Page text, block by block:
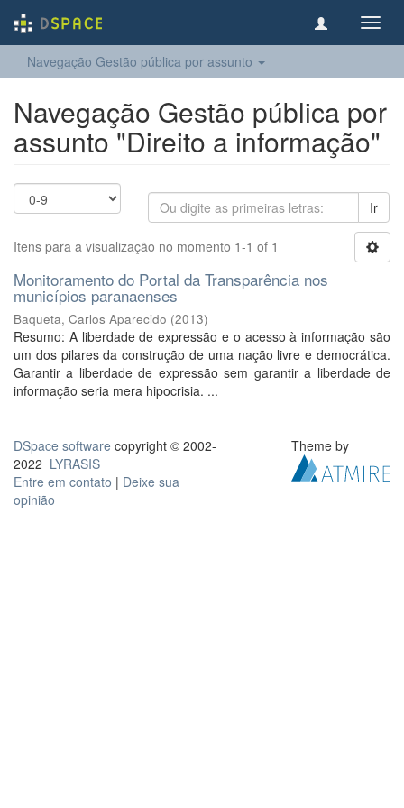
Navegação Gestão pública por assunto
Navegação Gestão pública por
assunto "Direito a informação"
Ir
Itens para a visualização no momento 1-1 of 1
Monitoramento do Portal da Transparência nos
municípios paranaenses
Baqueta, Carlos Aparecido (2013)
Resumo: A liberdade de expressão e o acesso à informação são
um dos pilares da construção de uma nação livre e democrática.
Garantir a liberdade de expressão sem garantir a liberdade de
informação seria mera hipocrisia. ...
DSpace software copyright © 2002-
2022 LYRASIS
Entre em contato | Deixe sua
opinião
Theme by